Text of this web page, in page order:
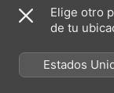
Tráilers
Elige otro
de tu
Estados
México)